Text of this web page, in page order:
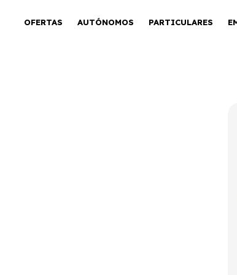
OFERTAS AUTÓNOMOS PARTICULARES